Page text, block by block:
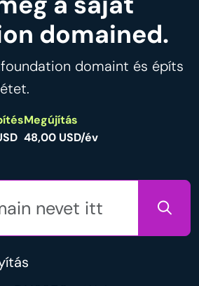
domained.
domaint és építs
Megújítás
48,00 USD/év